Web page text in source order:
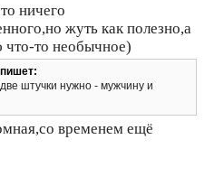
ничего
жуть как полезно,а
то необычное)
штучки нужно - мужчину и
временем ещё